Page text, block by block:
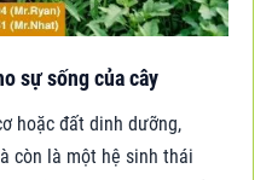
sự sống của cây
hoặc đất dinh dưỡng,
còn là một hệ sinh thái